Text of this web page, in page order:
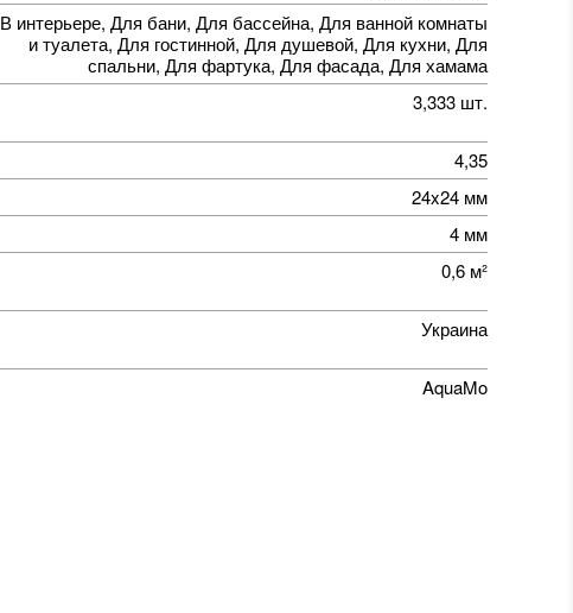
В интерьере, Для бани, Для бассейна, Для ванной комнаты
и туалета, Для гостинной, Для душевой, Для кухни, Для
спальни, Для фартука, Для фасада, Для хамама
3,333 шт.
4,35
24x24 мм
4 мм
0,6 м²
Украина
AquaMo